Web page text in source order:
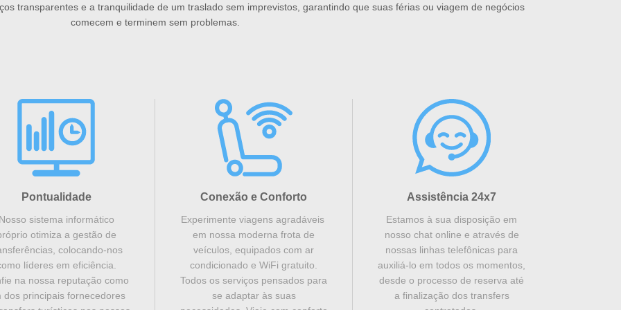
transparentes e a tranquilidade de um traslado sem imprevistos, garantindo que suas férias ou viagem de negócios
comecem e terminem sem problemas.
Pontualidade
sistema informático
otimiza a gestão de
colocando-nos
líderes em eficiência.
na nossa reputação como
dos principais fornecedores
Conexão e Conforto
Experimente viagens agradáveis ​​
em nossa moderna frota de
veículos, equipados com ar
condicionado e WiFi gratuito.
Todos os serviços pensados ​​para
se adaptar às suas
Assistência 24x7
Estamos à sua disposição em
nosso chat online e através de
nossas linhas telefônicas para
auxiliá-lo em todos os momentos,
desde o processo de reserva até
a finalização dos transfers